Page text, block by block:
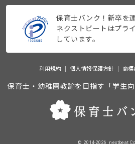
保育士バンク！新卒を
ネクストビートはプラ
しています。
利用規約 個人情報保護方針 商標
保育士・幼稚園教諭を目指す「学生
©_2014-2026_nextbeat